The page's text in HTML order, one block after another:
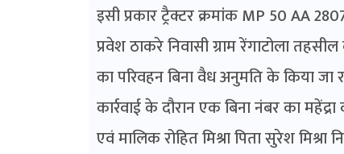
इसी प्रकार ट्रैक्टर क्रमांक MP 50 AA
प्रवेश ठाकरे निवासी ग्राम रेंगाटोला
का परिवहन बिना वैध अनुमति के किया जा
कार्रवाई के दौरान एक बिना नंबर का
एवं मालिक रोहित मिश्रा पिता सुरेश मिश्रा